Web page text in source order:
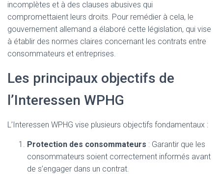
incomplètes et à des clauses abusives qui
compromettaient leurs droits. Pour remédier à cela, le
gouvernement allemand a élaboré cette législation, qui vise
à établir des normes claires concernant les contrats entre
consommateurs et entreprises.
Les principaux objectifs de
l’Interessen WPHG
L’Interessen WPHG vise plusieurs objectifs fondamentaux :
Protection des consommateurs : Garantir que les
consommateurs soient correctement informés avant
de s’engager dans un contrat.